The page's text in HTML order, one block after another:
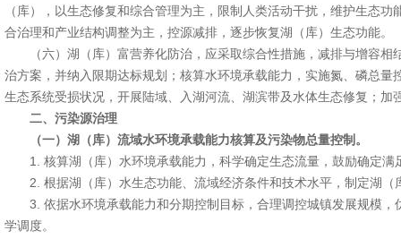
（库），以生态修复和综合管理为主，限制人类活动干扰，维护生态
合治理和产业结构调整为主，控源减排，逐步恢复湖（库）生态功能。
（六）湖（库）富营养化防治，应采取综合性措施，减排与增容相
治方案，并纳入限期达标规划；核算水环境承载能力，实施氮、磷总
生态系统受损状况，开展陆域、入湖河流、湖滨带及水体生态修复；
二、污染源治理
（一）湖（库）流域水环境承载能力核算及污染物总量控制。
1. 核算湖（库）水环境承载能力，科学确定生态流量，鼓励确定满
2. 根据湖（库）水生态功能、流域经济条件和技术水平，制定湖（
3. 依据水环境承载能力和分期控制目标，合理调控城镇发展规模，
学调度。